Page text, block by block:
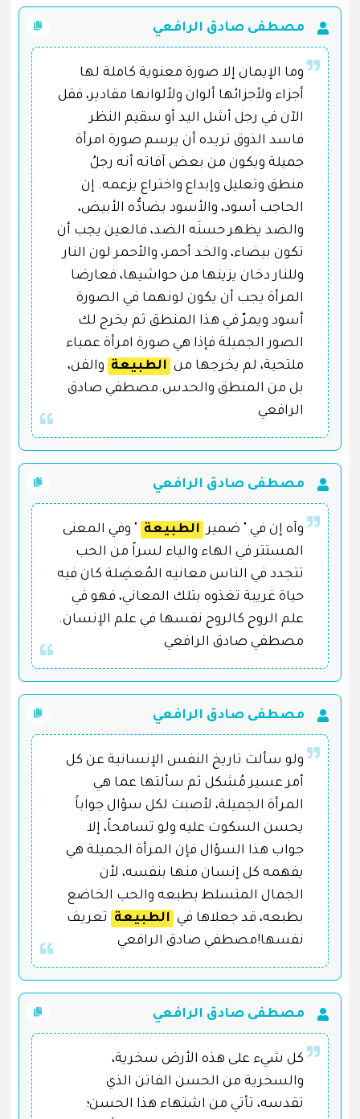
مصطفى صادق الرافعي
وما الإيمان إلا صورة معنوية كاملة لها
أجزاء ولأجزائها ألوان ولألوانها مقادير، فقل
الآن في رجل أشل اليد أو سقيم النظر
فاسد الذوق تريده أن يرسم صورة امرأة
جميلة ويكون من بعض آفاته أنه رجلُ
منطق وتعليل وإبداع واختراع يزعمه. إن
الحاجب أسود، والأسود يضادُّه الأبيض،
والضد يظهر حسنَه الضد، فالعين يجب أن
تكون بيضاء، والخد أحمر، والأحمر لون النار
وللنار دخان يزينها من حواشيها، فعارضا
المرأة يجب أن يكون لونهما في الصورة
أسود ويمرّ في هذا المنطق ثم يخرج لك
الصور الجميلة فإذا هي صورة امرأة عمياء
ملتحية، لم يخرجها من الطبيعة والفن،
بل من المنطق والحدس.مصطفي صادق
الرافعي
مصطفى صادق الرافعي
وآه إن في " ضمير الطبيعة " وفي المعنى
المستتر في الهاء والياء لسراً من الحب
تتجدد في الناس معانيه المُعضِلة كان فيه
حياة غريبة تغذوه بتلك المعاني، فهو في
علم الروح كالروح نفسها في علم الإنسان.
مصطفي صادق الرافعي
مصطفى صادق الرافعي
ولو سألت تاريخ النفس الإنسانية عن كل
أمر عسير مُشكل ثم سألتها عما هي
المرأة الجميلة، لأصبت لكل سؤال جواباً
يحسن السكوت عليه ولو تسامحاً، إلا
جواب هذا السؤال فإن المرأة الجميلة هي
يفهمه كل إنسان منها بنفسه، لأن
الجمال المتسلط بطبعه والحب الخاضع
بطبعه، قد جعلاها في الطبيعة
تعريف
نفسها!مصطفي صادق الرافعي
مصطفى صادق الرافعي
كل شيء على هذه الأرض سخرية،
والسخرية من الحسن الفاتن الذي
تقدسه، تأتي من اشتهاء هذا الحسن؛